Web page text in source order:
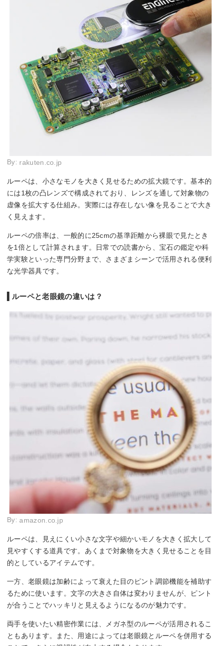
By: rakuten.co.jp
ルーペは、小さなモノを大きく見せるための拡大鏡です。基本的
には1枚の凸レンズで構成されており、レンズを通して対象物の
虚像を拡大する仕組み。実際には存在しない像を見ることで大き
く見えます。
ルーペの倍率は、一般的に25cmの基準距離から裸眼で見たとき
を1倍として計算されます。日常での読書から、宝石の鑑定や科
学実験といった専門分野まで、さまざまシーンで活用される便利
な光学器具です。
ルーペと老眼鏡の違いは？
By:amazon.co.jp
ルーペは、見えにくい小さな文字や細かいモノを大きく拡大して
見やすくする道具です。あくまで対象物を大きく見せることを目
的としているアイテムです。
一方、老眼鏡は加齢によって衰えた目のピント調節機能を補助す
るために使います。文字の大きさ自体は変わりませんが、ピント
が合うことでハッキリと見えるようになるのが魅力です。
両手を使いたい精密作業には、メガネ型のルーペが活用されるこ
ともあります。また、用途によっては老眼鏡とルーペを併用する